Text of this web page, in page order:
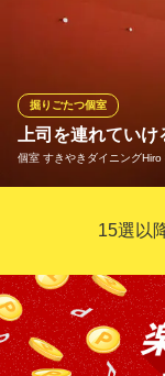
宴会にぴったりの
房、冬は暖房完備◎
ソファ席でパーティ
大衆ビストロ う
上司を連れてい
個室 すきやきダイニングHiro
掘りごたつ個室
2階は全席掘りごた
接するお席をつな
取り入れたぬくもり
高評価。幅広い世代
す。
15選以